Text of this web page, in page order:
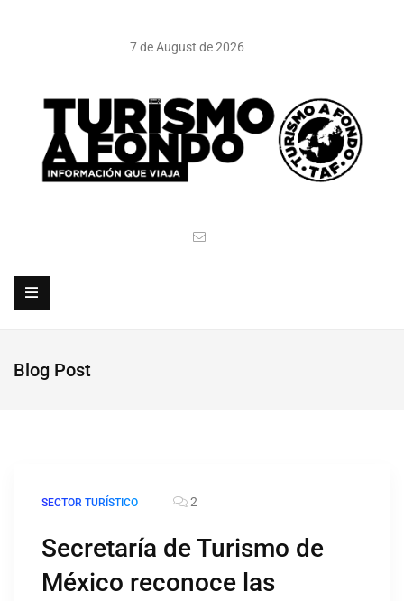
7 de August de 2026
Blog Post
SECTOR TURÍSTICO 2
Secretaría de Turismo de
México reconoce las